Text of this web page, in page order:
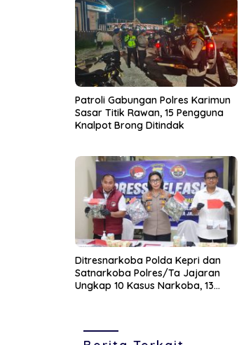
Patroli Gabungan Polres Karimun
Sasar Titik Rawan, 15 Pengguna
Knalpot Brong Ditindak
Ditresnarkoba Polda Kepri dan
Satnarkoba Polres/Ta Jajaran
Ungkap 10 Kasus Narkoba, 13